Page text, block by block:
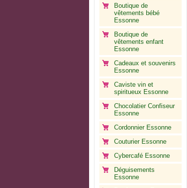
Boutique de
vêtements bébé
Essonne
Boutique de
vêtements enfant
Essonne
Cadeaux et souvenirs
Essonne
Caviste vin et
spiritueux Essonne
Chocolatier Confiseur
Essonne
Cordonnier Essonne
Couturier Essonne
Cybercafé Essonne
Déguisements
Essonne